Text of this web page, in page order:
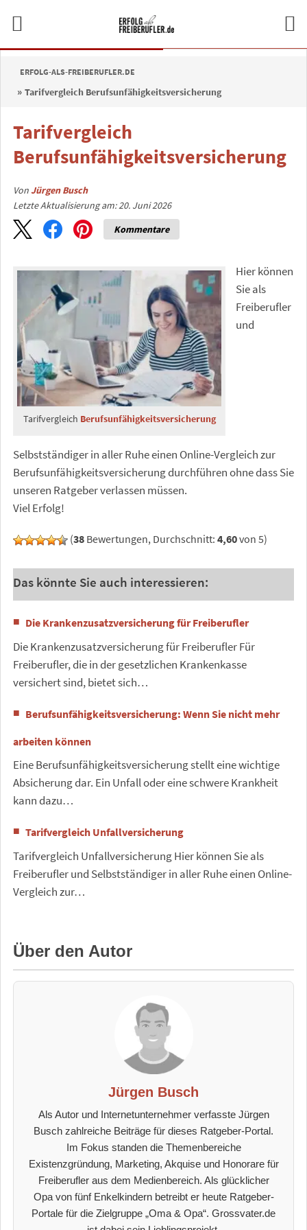
ERFOLG-ALS-FREIBERUFLER.DE
Tarifvergleich Berufsunfähigkeitsversicherung
Tarifvergleich
Berufsunfähigkeitsversicherung
VonJürgen Busch
Letzte Aktualisierung am: 20. Juni 2026
Kommentare
Tarifvergleich Berufsunfähigkeitsversicherung
Hier können
Sie als
Freiberufler
und
Selbstständiger in aller Ruhe einen Online-Vergleich zur
Berufsunfähigkeitsversicherung durchführen ohne dass Sie
unseren Ratgeber verlassen müssen.
Viel Erfolg!
(38 Bewertungen, Durchschnitt: 4,60von 5)
Das könnte Sie auch interessieren:
Die Krankenzusatzversicherung für Freiberufler
Die Krankenzusatzversicherung für Freiberufler Für
Freiberufler, die in der gesetzlichen Krankenkasse
versichert sind, bietet sich…
Berufsunfähigkeitsversicherung: Wenn Sie nicht mehr
arbeiten können
Eine Berufsunfähigkeitsversicherung stellt eine wichtige
Absicherung dar. Ein Unfall oder eine schwere Krankheit
kann dazu…
Tarifvergleich Unfallversicherung
Tarifvergleich Unfallversicherung Hier können Sie als
Freiberufler und Selbstständiger in aller Ruhe einen Online-
Vergleich zur…
Über den Autor
Jürgen Busch
Als Autor und Internetunternehmer verfasste Jürgen
Busch zahlreiche Beiträge für dieses Ratgeber-Portal.
Im Fokus standen die Themenbereiche
Existenzgründung, Marketing, Akquise und Honorare für
Freiberufler aus dem Medienbereich. Als glücklicher
Opa von fünf Enkelkindern betreibt er heute Ratgeber-
Portale für die Zielgruppe „Oma & Opa“. Grossvater.de